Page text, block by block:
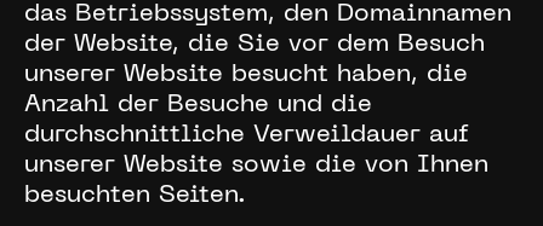
das Betriebssystem, den Domainnamen
der Website, die Sie vor dem Besuch
unserer Website besucht haben, die
Anzahl der Besuche und die
durchschnittliche Verweildauer auf
unserer Website sowie die von Ihnen
besuchten Seiten.